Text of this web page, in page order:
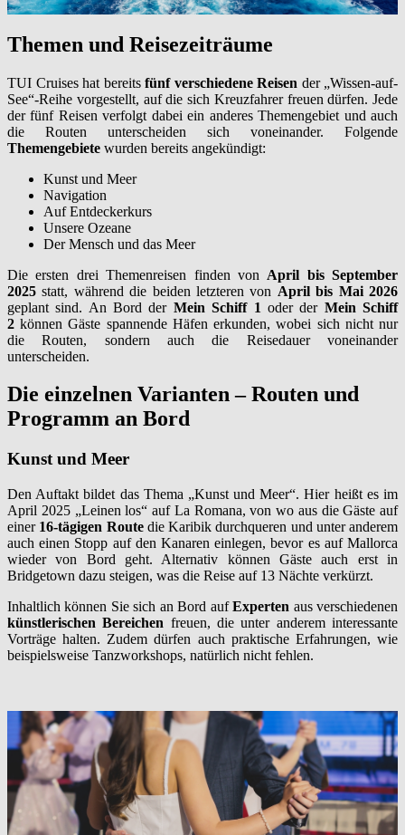
Themen und Reisezeiträume
TUI Cruises hat bereits fünf verschiedene Reisen der „Wissen-auf-
See“-Reihe vorgestellt, auf die sich Kreuzfahrer freuen dürfen. Jede
der fünf Reisen verfolgt dabei ein anderes Themengebiet und auch
die Routen unterscheiden sich voneinander. Folgende
Themengebiete wurden bereits angekündigt:
Kunst und Meer
Navigation
Auf Entdeckerkurs
Unsere Ozeane
Der Mensch und das Meer
Die ersten drei Themenreisen finden von April bis September
2025 statt, während die beiden letzteren von April bis Mai 2026
geplant sind. An Bord der Mein Schiff 1 oder der Mein Schiff
2 können Gäste spannende Häfen erkunden, wobei sich nicht nur
die Routen, sondern auch die Reisedauer voneinander
unterscheiden.
Die einzelnen Varianten – Routen und
Programm an Bord
Kunst und Meer
Den Auftakt bildet das Thema „Kunst und Meer“. Hier heißt es im
April 2025 „Leinen los“ auf La Romana, von wo aus die Gäste auf
einer 16-tägigen Routedie Karibik durchqueren und unter anderem
auch einen Stopp auf den Kanaren einlegen, bevor es auf Mallorca
wieder von Bord geht. Alternativ können Gäste auch erst in
Bridgetown dazu steigen, was die Reise auf 13 Nächte verkürzt.
Inhaltlich können Sie sich an Bord aufExperten aus verschiedenen
künstlerischen Bereichen freuen, die unter anderem interessante
Vorträge halten. Zudem dürfen auch praktische Erfahrungen, wie
beispielsweise Tanzworkshops, natürlich nicht fehlen.